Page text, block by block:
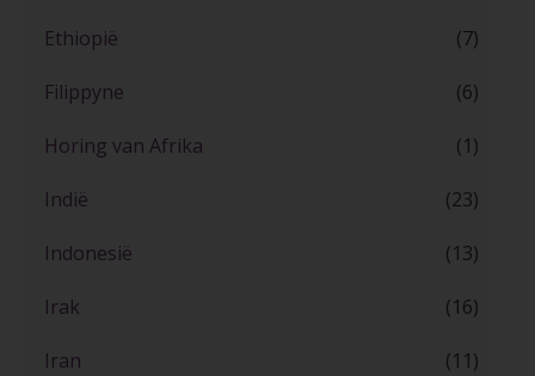
Ethiopië (7)
Filippyne (6)
Horing van Afrika (1)
Indië (23)
Indonesië (13)
Irak (16)
Iran (11)